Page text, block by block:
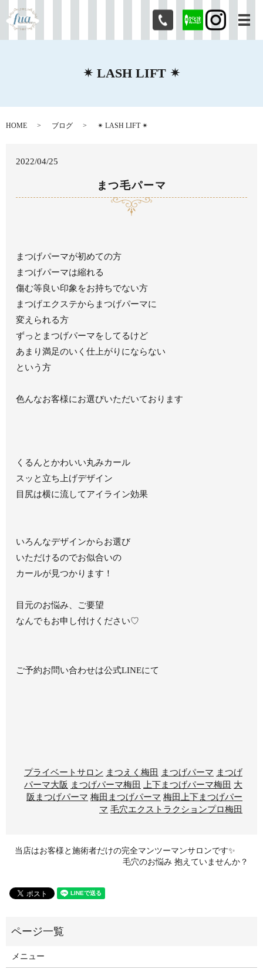
メ
✴︎ LASH LIFT ✴︎
HOME ブログ ✴︎ LASH LIFT ✴︎
2022/04/25
まつ毛パーマ
まつげパーマが初めての方
まつげパーマは縮れる
傷む等良い印象をお持ちでない方
まつげエクステからまつげパーマに
変えられる方
ずっとまつげパーマをしてるけど
あまり満足のいく仕上がりにならない
という方
色んなお客様にお選びいただいております
くるんとかわいい丸みカール
スッと立ち上げデザイン
目尻は横に流してアイライン効果
いろんなデザインからお選び
いただけるのでお似合いの
カールが見つかります！
目元のお悩み、ご要望
なんでもお申し付けください♡
ご予約お問い合わせは公式LINEにて
プライベートサロン まつえく梅田 まつげパーマ まつげ
パーマ大阪 まつげパーマ梅田 上下まつげパーマ梅田 大
阪まつげパーマ 梅田まつげパーマ 梅田上下まつげパー
マ 毛穴エクストラクションプロ梅田
当店はお客様と施術者だけの完全マンツーマンサロンです✨
毛穴のお悩み 抱えていませんか？
メニュー